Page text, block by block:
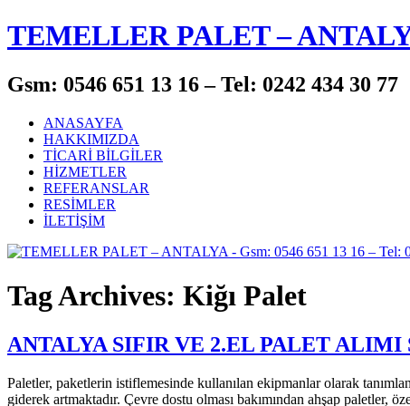
TEMELLER PALET –
Gsm: 0546 651 13 16 – Tel: 0242 434 30 77
ANASAYFA
HAKKIMIZDA
TİCARİ BİLGİLER
HİZMETLER
REFERANSLAR
RESİMLER
İLETİŞİM
Tag Archives: Kiğı Palet
ANTALYA SIFIR VE 2.EL PALET
Paletler, paketlerin istiflemesinde kullanılan ekipmanlar olarak
giderek artmaktadır. Çevre dostu olması bakımından ahşap